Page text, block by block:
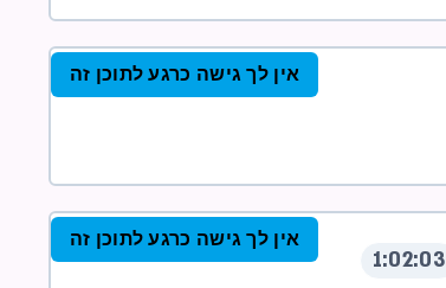
אין לך גישה כרגע לתוכן זה
1:02:03
אין לך גישה כרגע לתוכן זה